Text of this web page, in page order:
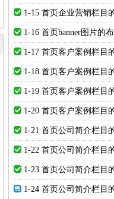
1-15 首页企业营销栏目
1-16 首页banner图片的
1-17 首页客户案例栏目
1-18 首页客户案例栏目
1-19 首页客户案例栏目
1-20 首页客户案例栏目
1-21 首页公司简介栏目
1-22 首页公司简介栏目
1-23 首页公司简介栏目
1-24 首页公司简介栏目